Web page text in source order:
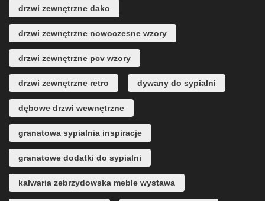
drzwi zewnętrzne dako
drzwi zewnętrzne nowoczesne wzory
drzwi zewnętrzne pcv wzory
drzwi zewnętrzne retro dywany do sypialni
dębowe drzwi wewnętrzne
granatowa sypialnia inspiracje
granatowe dodatki do sypialni
kalwaria zebrzydowska meble wystawa